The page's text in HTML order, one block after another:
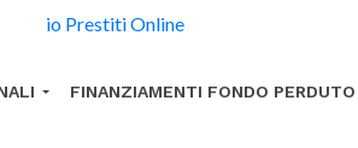
FINANZIAMENTI FONDO PERDUTO